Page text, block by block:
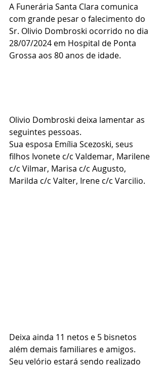
A Funerária Santa Clara comunica
com grande pesar o falecimento do
Sr. Olivio Dombroski ocorrido no dia
28/07/2024 em Hospital de Ponta
Grossa aos 80 anos de idade.
Olivio Dombroski deixa lamentar as
seguintes pessoas.
Sua esposa Emília Scezoski, seus
filhos Ivonete c/c Valdemar, Marilene
c/c Vilmar, Marisa c/c Augusto,
Marilda c/c Valter, Irene c/c Varcilio.
Deixa ainda 11 netos e 5 bisnetos
além demais familiares e amigos.
Seu velório estará sendo realizado